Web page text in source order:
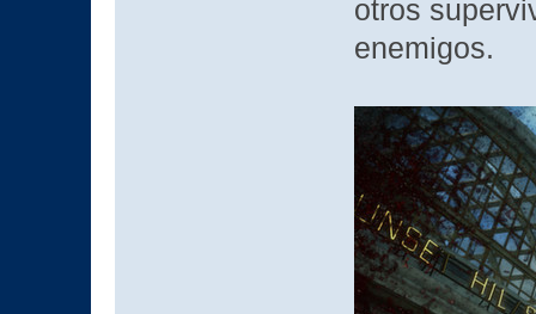
otros
enemigos.